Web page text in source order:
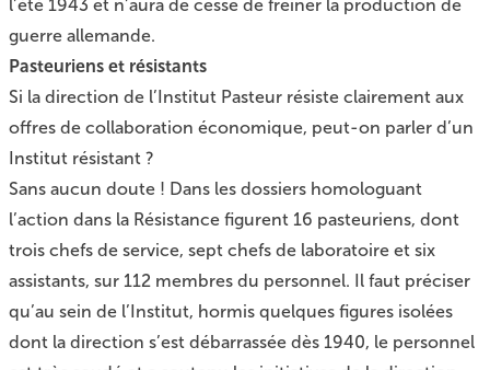
l’été 1943 et n’aura de cesse de freiner la production de
guerre allemande.
Pasteuriens et résistants
Si la direction de l’Institut Pasteur résiste clairement aux
offres de collaboration économique, peut-on parler d’un
Institut résistant ?
Sans aucun doute ! Dans les dossiers homologuant
l’action dans la Résistance figurent 16 pasteuriens, dont
trois chefs de service, sept chefs de laboratoire et six
assistants, sur 112 membres du personnel. Il faut préciser
qu’au sein de l’Institut, hormis quelques figures isolées
dont la direction s’est débarrassée dès 1940, le personnel